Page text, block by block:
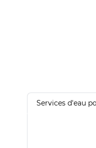
Services d'eau